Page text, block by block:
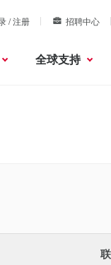
/ 注册 招聘中心
全球支持